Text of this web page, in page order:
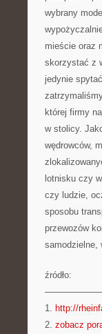
wybrany
mieście oraz
skorzystać z
jedynie
której firmy
w stolicy.
wędrowców,
lotnisku czy
czy ludzie,
sposobu
przewozów
samodzielne,
źródło:
1. http://
2. zobacz